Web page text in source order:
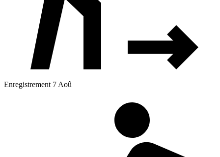
Enregistrement 7 Aoû